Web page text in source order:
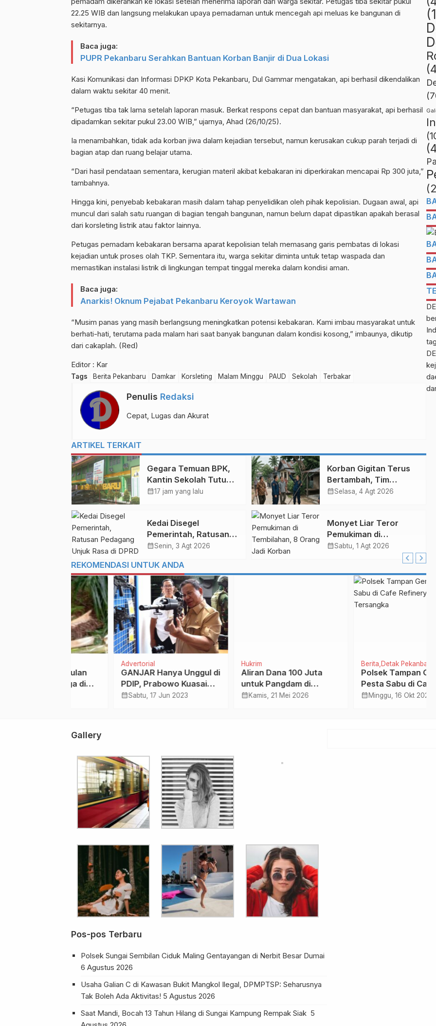
22.25 WIB dan langsung melakukan upaya pemadaman untuk mencegah api meluas ke bangunan di
sekitarnya.
Baca juga:
PUPR Pekanbaru Serahkan Bantuan Korban Banjir di Dua Lokasi
Kasi Komunikasi dan Informasi DPKP Kota Pekanbaru, Dul Gammar mengatakan, api berhasil dikendalikan
dalam waktu sekitar 40 menit.
“Petugas tiba tak lama setelah laporan masuk. Berkat respons cepat dan bantuan masyarakat, api berhasil
dipadamkan sekitar pukul 23.00 WIB,” ujarnya, Ahad (26/10/25).
Ia menambahkan, tidak ada korban jiwa dalam kejadian tersebut, namun kerusakan cukup parah terjadi di
bagian atap dan ruang belajar utama.
“Dari hasil pendataan sementara, kerugian materil akibat kebakaran ini diperkirakan mencapai Rp 300 juta,”
tambahnya.
Hingga kini, penyebab kebakaran masih dalam tahap penyelidikan oleh pihak kepolisian. Dugaan awal, api
muncul dari salah satu ruangan di bagian tengah bangunan, namun belum dapat dipastikan apakah berasal
dari korsleting listrik atau faktor lainnya.
Petugas pemadam kebakaran bersama aparat kepolisian telah memasang garis pembatas di lokasi
kejadian untuk proses olah TKP. Sementara itu, warga sekitar diminta untuk tetap waspada dan
memastikan instalasi listrik di lingkungan tempat tinggal mereka dalam kondisi aman.
Baca juga:
Anarkis! Oknum Pejabat Pekanbaru Keroyok Wartawan
“Musim panas yang masih berlangsung meningkatkan potensi kebakaran. Kami imbau masyarakat untuk
berhati-hati, terutama pada malam hari saat banyak bangunan dalam kondisi kosong,” imbaunya, dikutip
dari cakaplah. (Red)
Editor : Kar
Tags Berita Pekanbaru Damkar Korsleting Malam Minggu PAUD Sekolah Terbakar
Penulis Redaksi
Cepat, Lugas dan Akurat
ARTIKEL TERKAIT
Gegara Temuan BPK,
Kantin Sekolah Tutup
Permanen di
calendar_month17 jam yang lalu
Korban Gigitan Terus
Bertambah, Tim
Gabungan Buru
calendar_monthSelasa, 4 Agt 2026
Kedai Disegel
Pemerintah, Ratusan
Pedagang Unjuk Rasa
calendar_monthSenin, 3 Agt 2026
Monyet Liar Teror
Pemukiman di
Tembilahan, 8 Orang
calendar_monthSabtu, 1 Agt 2026
REKOMENDASI UNTUK ANDA
GANJAR Hanya Unggul di
PDIP, Prabowo Kuasai
Sebaran Pemilih Parpol
Sabtu, 17 Jun 2023
Aliran Dana 100 Juta
untuk Pangdam di
Korupsi Gubri Wahid
Kamis, 21 Mei 2026
Detak Pekanbaru
Polsek Tampan Gerebek
Pesta Sabu di Cafe
Refinery, Ciduk Dua
Minggu, 16 Okt 2022
Gallery
Pos-pos Terbaru
Polsek Sungai Sembilan Ciduk Maling Gentayangan di Nerbit Besar Dumai
6 Agustus 2026
Usaha Galian C di Kawasan Bukit Mangkol Ilegal, DPMPTSP: Seharusnya
Tak Boleh Ada Aktivitas! 5 Agustus 2026
Saat Mandi, Bocah 13 Tahun Hilang di Sungai Kampung Rempak Siak 5